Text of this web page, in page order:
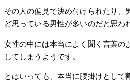
その人の偏見で決め付けられたり、
ど思っている男性が多いのだと思わ
女性の中には本当によく聞く言葉の
してしまうようです。
とはいっても、本当に腰掛けとして